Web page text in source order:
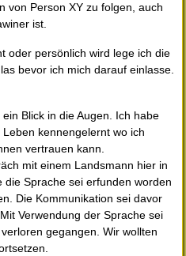
von Person XY zu folgen, auch
ist.
oder persönlich wird lege ich die
bevor ich mich darauf einlasse.
Blick in die Augen. Ich habe
kennengelernt wo ich
vertrauen kann.
mit einem Landsmann hier in
die Sprache sei erfunden worden
Die Kommunikation sei davor
Verwendung der Sprache sei
gegangen. Wir wollten